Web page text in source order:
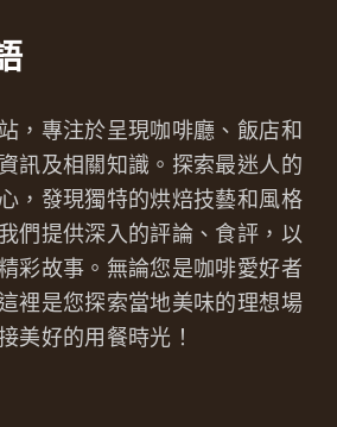
，專注於呈現咖啡廳、飯店和
訊及相關知識。探索最迷人的
，發現獨特的烘焙技藝和風格
們提供深入的評論、食評，以
彩故事。無論您是咖啡愛好者
裡是您探索當地美味的理想場
美好的用餐時光！